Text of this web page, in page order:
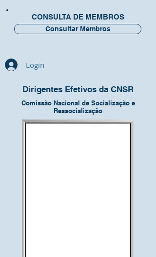
CONSULTA DE MEMBROS
Consultar Membros
Login
Dirigentes Efetivos da CNSR
Comissão Nacional de Socialização e
Ressocialização